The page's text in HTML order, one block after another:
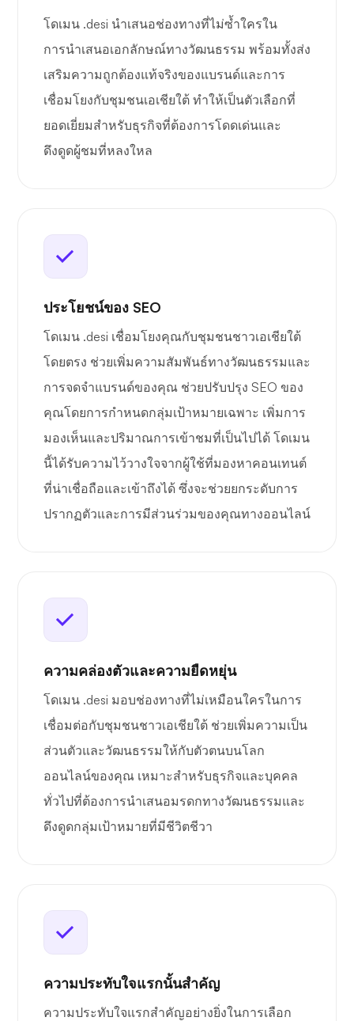
โดเมน .desi นำเสนอช่องทางที่ไม่ซ้ำใครใน
การนำเสนอเอกลักษณ์ทางวัฒนธรรม พร้อมทั้งส่ง
เสริมความถูกต้องแท้จริงของแบรนด์และการ
เชื่อมโยงกับชุมชนเอเชียใต้ ทำให้เป็นตัวเลือกที่
ยอดเยี่ยมสำหรับธุรกิจที่ต้องการโดดเด่นและ
ดึงดูดผู้ชมที่หลงใหล
ประโยชน์ของ SEO
โดเมน .desi เชื่อมโยงคุณกับชุมชนชาวเอเชียใต้
โดยตรง ช่วยเพิ่มความสัมพันธ์ทางวัฒนธรรมและ
การจดจำแบรนด์ของคุณ ช่วยปรับปรุง SEO ของ
คุณโดยการกำหนดกลุ่มเป้าหมายเฉพาะ เพิ่มการ
มองเห็นและปริมาณการเข้าชมที่เป็นไปได้ โดเมน
นี้ได้รับความไว้วางใจจากผู้ใช้ที่มองหาคอนเทนต์
ที่น่าเชื่อถือและเข้าถึงได้ ซึ่งจะช่วยยกระดับการ
ปรากฏตัวและการมีส่วนร่วมของคุณทางออนไลน์
ความคล่องตัวและความยืดหยุ่น
โดเมน .desi มอบช่องทางที่ไม่เหมือนใครในการ
เชื่อมต่อกับชุมชนชาวเอเชียใต้ ช่วยเพิ่มความเป็น
ส่วนตัวและวัฒนธรรมให้กับตัวตนบนโลก
ออนไลน์ของคุณ เหมาะสำหรับธุรกิจและบุคคล
ทั่วไปที่ต้องการนำเสนอมรดกทางวัฒนธรรมและ
ดึงดูดกลุ่มเป้าหมายที่มีชีวิตชีวา
ความประทับใจแรกนั้นสำคัญ
ความประทับใจแรกสำคัญอย่างยิ่งในการเลือก